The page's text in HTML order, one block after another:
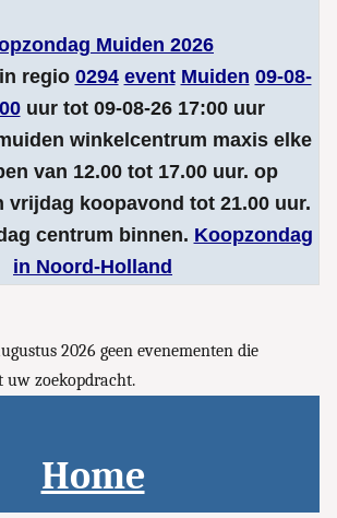
Muiden 2026
in regio 0294 event Muiden 09-08-
uur tot 09-08-26 17:00 uur
winkelcentrum maxis elke
van 12.00 tot 17.00 uur. op
vrijdag koopavond tot 21.00 uur.
centrum binnen. Koopzondag
in Noord-Holland
2026 geen evenementen die
uw zoekopdracht.
Home